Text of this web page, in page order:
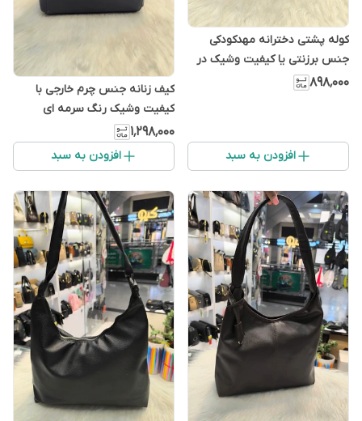
کوله پشتی دخترانه مهدکودکی
جنس برزنتی یا کیفیت وشیک در
دو طرح زیبا
۸۹۸٬۰۰۰
افزودن به سبد
کیف زنانه جنس چرم خارجی با
کیفیت وشیک رنگ سرمه ای
۱٬۲۹۸٬۰۰۰
افزودن به سبد